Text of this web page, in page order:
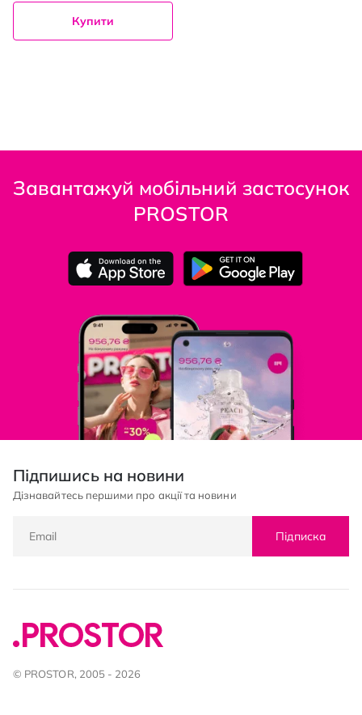
Купити
Завантажуй мобільний застосунок
PROSTOR
Підпишись на новини
Дізнавайтесь першими про акції та новини
Підписка
© PROSTOR, 2005 - 2026